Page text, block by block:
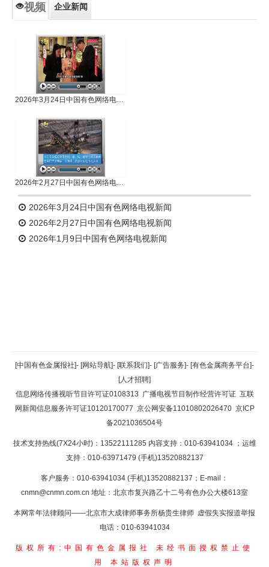
视频 企业新闻
2026年3月24日中国有色网络电视新闻
2026年2月27日中国有色网络电视新闻
2026年3月24日中国有色网络电视新闻
2026年2月27日中国有色网络电视新闻
2026年1月9日中国有色网络电视新闻
返回顶部
返回首页
[中国有色金属报社]- [网站导航]- [联系我们]- [广告服务]- [有色金属商务平台]-
[人才招聘]
信息网络传播视听节目许可证0108313 广播电视节目制作经营许可证 互联
网新闻信息服务许可证10120170077 京公网安备11010802026470 京ICP
备2021036504号
技术支持热线(7X24小时)：13522111285 内容支持：010-63941034 ；运维
支持：010-63971479 (手机)13520882137
客户服务：010-63941034 (手机)13520882137；E-mail：
cnmn@cnmn.com.cn 地址：北京市复兴路乙十二号有色办公大楼613室
本网常年法律顾问——北京市大成律师事务所杨贵生律师 虚假失实报道举报
电话：010-63941034
版权所有:中国有色金属报社
未经书面授权禁止使
用 本站版权声明